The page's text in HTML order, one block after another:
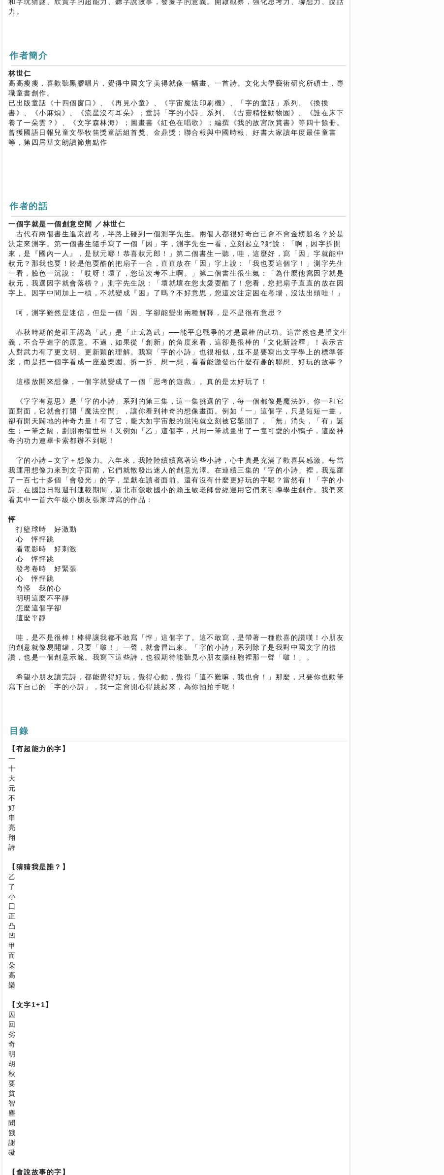
力。
作者簡介
林世仁
高高瘦瘦，喜歡聽黑膠唱片，覺得中國文字美得就像一幅畫、一首詩。文化大學藝術研究所碩士，專
職童書創作。
已出版童話《十四個窗口》、《再見小童》、《宇宙魔法印刷機》、「字的童話」系列、《換換
書》、《小麻煩》、《流星沒有耳朵》；童詩「字的小詩」系列、《古靈精怪動物園》、《誰在床下
養了一朵雲？》、《文字森林海》；圖畫書《紅色在唱歌》；編撰《我的故宮欣賞書》等四十餘冊。
曾獲國語日報兒童文學牧笛獎童話組首獎、金鼎獎；聯合報與中國時報、好書大家讀年度最佳童書
等，第四屆華文朗讀節焦點作
作者的話
一個字就是一個創意空間 ／林世仁
古代有兩個書生進京趕考，半路上碰到一個測字先生。兩個人都很好奇自己會不會金榜題名？於是
決定來測字。第一個書生隨手寫了一個「因」字，測字先生一看，立刻起立?躬說：「啊，因字拆開
來，是『國內一人』，是狀元哪！恭喜狀元郎！」第二個書生一聽，哇，這麼好，寫「因」字就能中
狀元？那我也要！於是他耍酷的把扇子一合，直直放在「因」字上說：「我也要這個字！」測字先生
一看，臉色一沉說：「哎呀！壞了，您這次考不上啊。」第二個書生很生氣：「為什麼他寫因字就是
狀元，我選因字就會落榜？」測字先生說：「壞就壞在您太愛耍酷了！您看，您把扇子直直的放在因
字上。因字中間加上一槓，不就變成『困』了嗎？不好意思，您這次注定困在考場，沒法出頭哇！」
呵，測字雖然是迷信，但是一個「因」字卻能變出兩種解釋，是不是很有意思？
春秋時期的楚莊王認為「武」是「止戈為武」──能平息戰爭的才是最棒的武功。這當然也是望文生
義，不合乎造字的原意。不過，如果從「創新」的角度來看，這卻是很棒的「文化新詮釋」！表示古
人對武力有了更文明、更新穎的理解。我寫「字的小詩」也很相似，並不是要寫出文字學上的標準答
案，而是把一個字看成一座遊樂園。拆一拆、想一想，看看能激發出什麼有趣的聯想、好玩的故事？
這樣放開來想像，一個字就變成了一個「思考的遊戲」。真的是太好玩了！
《字字有意思》是「字的小詩」系列的第三集，這一集挑選的字，每一個都像是魔法師。你一和它
面對面，它就會打開「魔法空間」，讓你看到神奇的想像畫面。例如「一」這個字，只是短短一畫，
卻有開天闢地的神奇力量！有了它，龐大如宇宙般的混沌就立刻被它鑿開了，「無」消失，「有」誕
生；一筆之隔，劃開兩個世界！又例如「乙」這個字，只用一筆就畫出了一隻可愛的小鴨子，這麼神
奇的功力連畢卡索都辦不到呢！
字的小詩＝文字＋想像力。六年來，我陸陸續續寫著這些小詩，心中真是充滿了歡喜與感激。每當
我運用想像力來到文字面前，它們就散發出迷人的創意光澤。在連續三集的「字的小詩」裡，我蒐羅
了一百七十多個「會發光」的字，呈獻在讀者面前。還有沒有什麼更好玩的字呢？當然有！「字的小
詩」在國語日報週刊連載期間，新北市鶯歌國小的賴玉敏老師曾經運用它們來引導學生創作。我們來
看其中一首六年級小朋友張家瑋寫的作品：
怦
打籃球時 好激動
心 怦怦跳
看電影時 好刺激
心 怦怦跳
發考卷時 好緊張
心 怦怦跳
奇怪 我的心
明明這麼不平靜
怎麼這個字卻
這麼平靜
哇，是不是很棒！棒得讓我都不敢寫「怦」這個字了。這不敢寫，是帶著一種歡喜的讚嘆！小朋友
的創意就像易開罐，只要「啵！」一聲，就會冒出來。「字的小詩」系列除了是我對中國文字的禮
讚，也是一個創意示範。我寫下這些詩，也很期待能聽見小朋友腦細胞裡那一聲「啵！」。
希望小朋友讀完詩，都能覺得好玩，覺得心動，覺得「這不難嘛，我也會！」那麼，只要你也動筆
寫下自己的「字的小詩」，我一定會開心得跳起來，為你拍拍手呢！
目錄
【有超能力的字】
一
十
大
元
不
好
串
亮
翔
詩
【猜猜我是誰？】
乙
了
小
囗
正
凸
凹
甲
而
朵
高
樂
【文字1+1】
囚
回
劣
奇
明
胡
秋
要
貧
智
塵
聞
餓
謝
礙
【會說故事的字】